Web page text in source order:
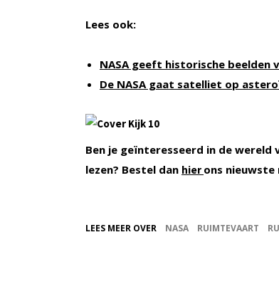
Lees ook:
NASA geeft historische beelden
De NASA gaat satelliet op
Ben je geïnteresseerd in de
lezen? Bestel dan hier ons nieuwste
LEES MEER OVER NASA RUIMTEVAART